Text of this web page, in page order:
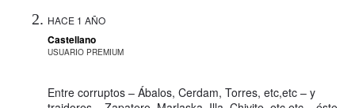
HACE 1 AÑO
Castellano
USUARIO PREMIUM
Entre corruptos – Ábalos, Cerdam, Torres, etc,etc – y